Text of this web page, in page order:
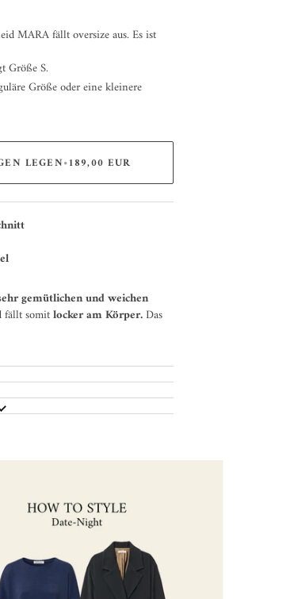
MARA fällt oversize aus. Es ist
Größe S.
Größe oder eine kleinere
LEGEN•189,00 EUR
gemütlichen und weichen
somitlocker am Körper.Das